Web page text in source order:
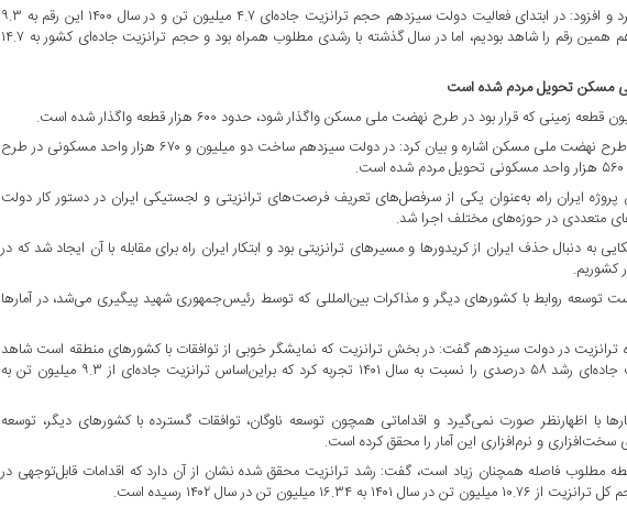
وی به ترانزیت جاده‌ای اشاره کرد و افزود: در ابتدای فعالیت دولت سیزدهم حجم ترانزیت جاده‌ای ۴.۷ میلیون تن و در سال ۱۴۰۰ این رقم به ۹.۳
میلیون تن رسید. در سال ۱۴۰۱هم همین رقم را شاهد بودیم، اما در سال گذشته با رشدی مطلوب همراه بود و حجم ترانزیت جاده‌ای کشور به ۱۴.۷
که قرار بود در طرح نهضت ملی مسکن واگذار شود، حدود ۶۰۰ هزار قطعه واگذار شده است.
وزیر راه و شهرسازی به جزییات طرح نهضت ملی مسکن اشاره و بیان کرد: در دولت سیزدهم ساخت دو میلیون و ۶۷۰ هزار واحد مسکونی در طرح
ایران راه، به‌عنوان یکی از سرفصل‌های تعریف فرصت‌های ترانزیتی و لجستیکی ایران در دستور کار دولت
متعددی در حوزه‌های مختلف اجرا شد.
دنبال حذف ایران از کریدورها و مسیرهای ترانزیتی بود و ابتکار ایران راه برای مقابله با آن ایجاد شد که در
کشوریم.
توسعه روابط با کشورهای دیگر و مذاکرات بین‌المللی که توسط رئیس‌جمهوری شهید پیگیری می‌شد، در آمارها
ترانزیت در دولت سیزدهم گفت: در بخش ترانزیت که نمایشگر خوبی از توافقات با کشورهای منطقه است شاهد
آنیم که در سال گذشته ترانزیت جاده‌ای رشد ۵۸ درصدی را نسبت به سال ۱۴۰۱ تجربه کرد که براین‌اساس ترانزیت جاده‌ای از ۹.۳ میلیون تن به
با اظهارنظر صورت نمی‌گیرد و اقداماتی همچون توسعه ناوگان، توافقات گسترده با کشورهای دیگر، توسعه
و نرم‌افزاری این آمار را محقق کرده است.
مطلوب فاصله همچنان زیاد است، گفت: رشد ترانزیت محقق شده نشان از آن دارد که اقدامات قابل‌توجهی در
میلیون تن در سال ۱۴۰۲ رسیده است.